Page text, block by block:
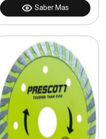
Saber Mas